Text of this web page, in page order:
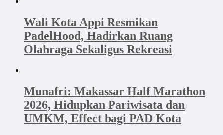
Wali Kota Appi Resmikan
PadelHood, Hadirkan Ruang
Olahraga Sekaligus Rekreasi
Munafri: Makassar Half Marathon
2026, Hidupkan Pariwisata dan
UMKM, Effect bagi PAD Kota